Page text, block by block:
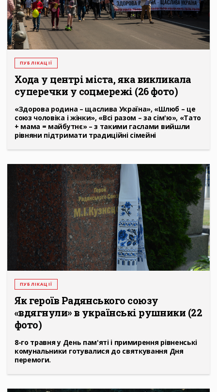
ПУБЛІКАЦІЇ
Хода у центрі міста, яка викликала
суперечки у соцмережі (26 фото)
«Здорова родина – щаслива Україна», «Шлюб – це
союз чоловіка і жінки», «Всі разом – за сім'ю», «Тато
+ мама = майбутнє» – з такими гаслами вийшли
рівняни підтримати традиційні сімейні
ПУБЛІКАЦІЇ
Як героїв Радянського союзу
«вдягнули» в українські рушники (22
фото)
8-го травня у День пам'яті і примирення рівненські
комунальники готувалися до святкування Дня
перемоги.